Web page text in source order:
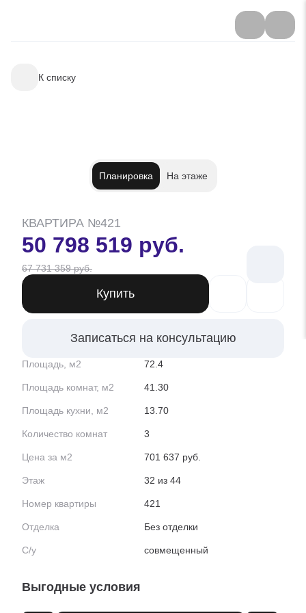
К списку
Планировка На этаже
КВАРТИРА №421
50 798 519 руб.
67 731 359 руб.
Купить
Записаться на консультацию
Площадь, м2 72.4
Площадь комнат, м2 41.30
Площадь кухни, м2 13.70
Количество комнат 3
Цена за м2 701 637 руб.
Этаж 32 из 44
Номер квартиры 421
Отделка Без отделки
С/у совмещенный
Выгодные условия